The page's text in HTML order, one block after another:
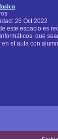
26 Oct 2022
este espacio es
que
en el aula con